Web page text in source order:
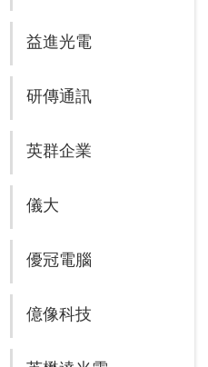
益進光電
研傳通訊
英群企業
儀大
優冠電腦
億像科技